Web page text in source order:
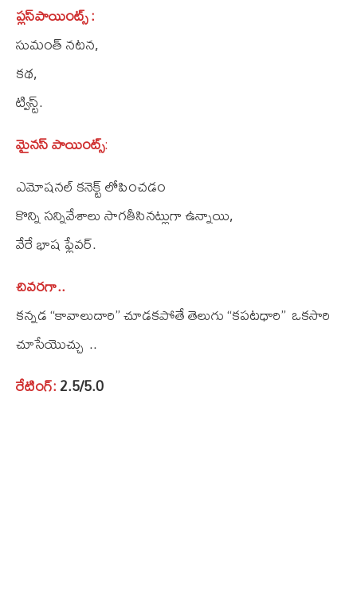
ప్లస్‌పాయింట్స్‌ :
సుమంత్‌ నటన,
కథ,
ట్విస్ట్‌.
మైనస్‌ పాయింట్స్‌:
ఎమోషనల్ కనెక్ట్ లోపించడం
కొన్ని సన్నివేశాలు సాగతీసినట్లుగా ఉన్నాయి,
వేరే భాష ఫ్లేవర్‌.
చివరగా..
కన్నడ “కావాలుదారి” చూడకపోతే తెలుగు “కపటధారి” ఒకసారి
చూసేయొచ్చు ..
రేటింగ్:2.5/5.0